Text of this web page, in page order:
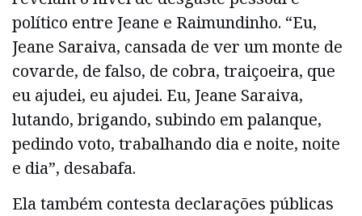
político entre Jeane e Raimundinho. “Eu,
Jeane Saraiva, cansada de ver um monte de
covarde, de falso, de cobra, traiçoeira, que
eu ajudei, eu ajudei. Eu, Jeane Saraiva,
lutando, brigando, subindo em palanque,
pedindo voto, trabalhando dia e noite, noite
e dia”, desabafa.
Ela também contesta declarações públicas